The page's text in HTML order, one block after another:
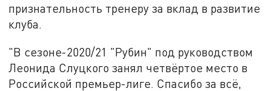
признательность тренеру за вклад в развитие
клуба.
"В сезоне-2020/21 "Рубин" под руководством
Леонида Слуцкого занял четвёртое место в
Российской премьер-лиге. Спасибо за всё,